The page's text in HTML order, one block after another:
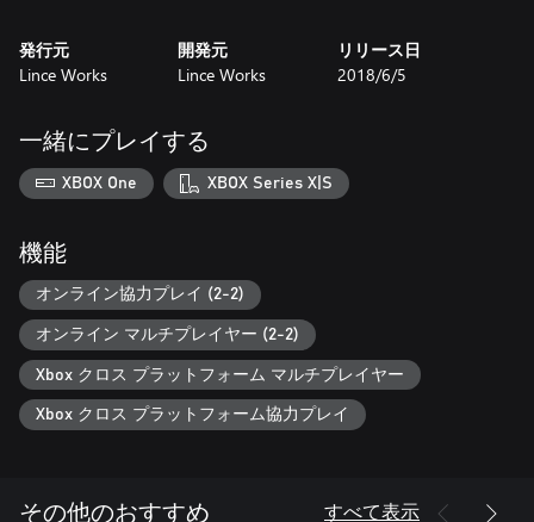
● プレイスタイルは自由自在
各シナリオをクリアしてさまざまな状況に対処するための道筋
な死神となるのも、見えない幽霊となるのもよいでしょう。自
分のストーリーは自分で決め
るものです。
● 最後の影の暗殺者
者たちの運命を解明しよう
。
● オンライン・マルチプレイヤー
AragamiとAragami: Nightfallはオンラインで友人と一緒にクロス
プラットフォームでのマ
ルチプレイヤーゲームが行えます。
発行元
Lince Works
開発元
Lince Works
リリース日
2018/6/5
一緒にプレイする
XBOX One XBOX Series X|S
機能
オンライン協力プレイ (2-2)
オンライン マルチプレイヤー (2-2)
Xbox クロス プラットフォーム マルチプレイヤー
Xbox クロス プラットフォーム協力プレイ
その他のおすすめ すべて表示